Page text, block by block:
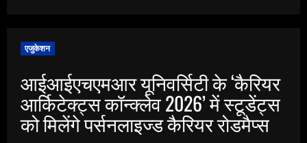
एजुकेशन
आईआईएचएमआर यूनिवर्सिटी के ‘कैरियर
आर्किटेक्ट्स कॉन्क्लेव 2026’ में स्टूडेंट्स
को मिलेंगे पर्सनलाइज्ड कैरियर रोडमैप्स